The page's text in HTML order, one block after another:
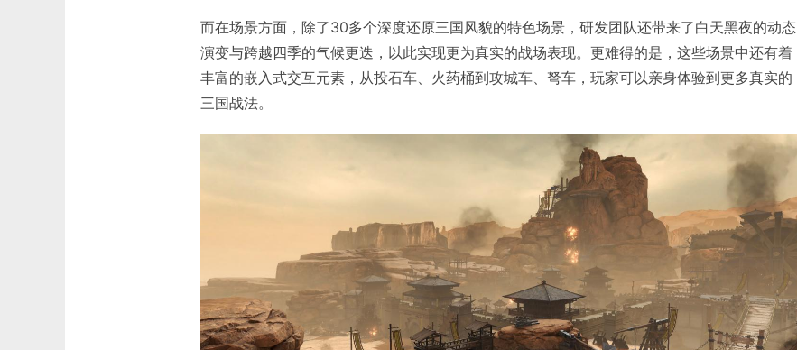
而在场景方面，除了30多个深度还原三国风貌的特色场景，研发团队还带来了白天黑夜的动态
演变与跨越四季的气候更迭，以此实现更为真实的战场表现。更难得的是，这些场景中还有着
丰富的嵌入式交互元素，从投石车、火药桶到攻城车、弩车，玩家可以亲身体验到更多真实的
三国战法。